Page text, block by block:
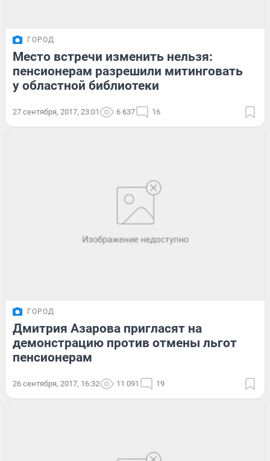
ГОРОД
Место встречи изменить нельзя:
пенсионерам разрешили митинговать
у областной библиотеки
27 сентября, 2017, 23:01 6 637 16
ГОРОД
Дмитрия Азарова пригласят на
демонстрацию против отмены льгот
пенсионерам
26 сентября, 2017, 16:32 11 091 19